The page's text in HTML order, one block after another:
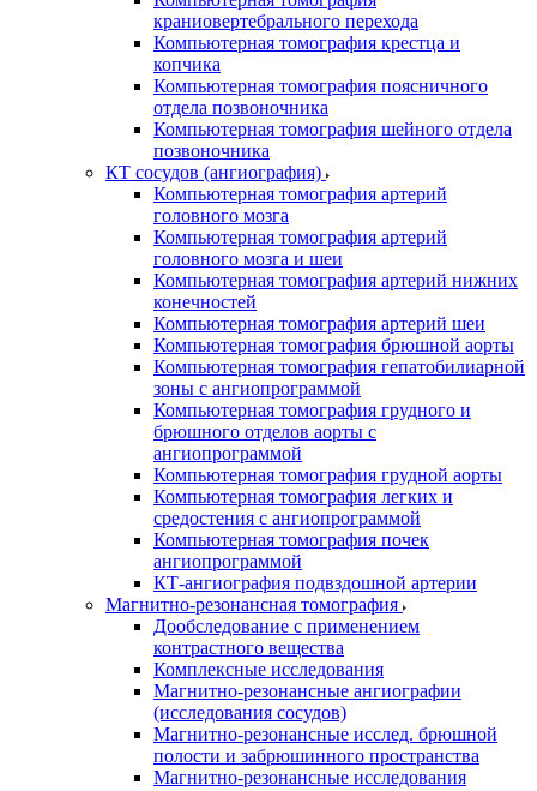
краниовертебрального перехода
Компьютерная томография крестца и
копчика
Компьютерная томография поясничного
отдела позвоночника
Компьютерная томография шейного отдела
позвоночника
КТ сосудов (ангиография)
Компьютерная томография артерий
головного мозга
Компьютерная томография артерий
головного мозга и шеи
Компьютерная томография артерий нижних
конечностей
Компьютерная томография артерий шеи
Компьютерная томография брюшной аорты
Компьютерная томография гепатобилиарной
зоны с ангиопрограммой
Компьютерная томография грудного и
брюшного отделов аорты с
ангиопрограммой
Компьютерная томография грудной аорты
Компьютерная томография легких и
средостения с ангиопрограммой
Компьютерная томография почек
ангиопрограммой
КТ-ангиография подвздошной артерии
Магнитно-резонансная томография
Дообследование с применением
контрастного вещества
Комплексные исследования
Магнитно-резонансные ангиографии
(исследования сосудов)
Магнитно-резонансные исслед. брюшной
полости и забрюшинного пространства
Магнитно-резонансные исследования